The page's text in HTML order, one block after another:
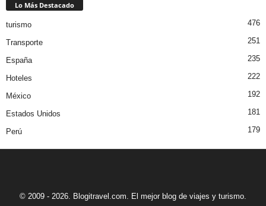
Lo Más Destacado
turismo 476
Transporte 251
España 235
Hoteles 222
México 192
Estados Unidos 181
Perú 179
© 2009 - 2026. Blogitravel.com. El mejor blog de viajes y turismo.